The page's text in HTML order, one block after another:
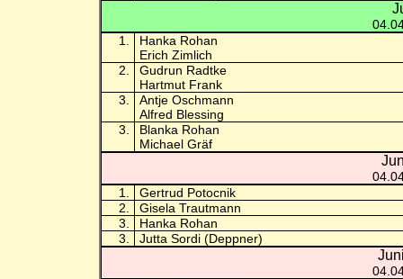
1.
Hanka Rohan
Erich Zimlich
2.
Gudrun Radtke
Hartmut Frank
3.
Antje Oschmann
Alfred Blessing
3.
Blanka Rohan
Michael Gräf
1.
Gertrud Potocnik
2.
Gisela Trautmann
3.
Hanka Rohan
3.
Jutta Sordi (Deppner)